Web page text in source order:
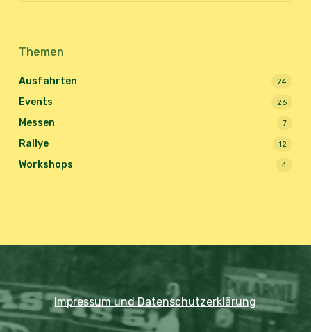
Themen
Ausfahrten 24
Events 26
Messen 7
Rallye 12
Workshops 4
Impressum und Datenschutzerklärung